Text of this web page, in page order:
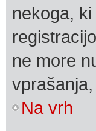
nekoga,
ne more
Na vrh